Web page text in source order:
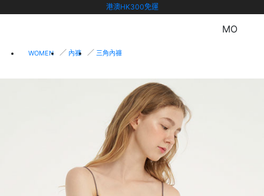
港澳HK300免運
MO
WOMEN 內褲 三角內褲